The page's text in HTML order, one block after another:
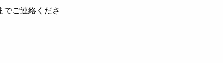
ご連絡くださ